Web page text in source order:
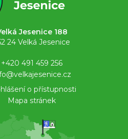
Jesenice 188
24 Velká Jesenice
+420 491 459 256
o přístupnosti
Mapa stránek